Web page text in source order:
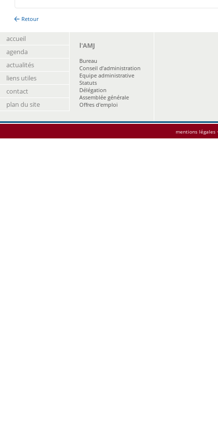
Retour
accueil
agenda
actualités
liens utiles
contact
plan du site
l'AMJ
Bureau
Conseil d’administration
Equipe administrative
Statuts
Délégation
Assemblée générale
Offres d'emploi
mentions légales